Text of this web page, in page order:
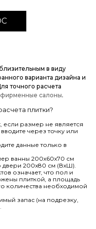
в виду
варианта дизайна и
точного расчета
фирменные салоны.
плитки?
если размер не является
через точку или
данные только в
ванны 200х60х70 см
двери 200х80 см (ВхШ).
означает, что пол и
плиткой, а площадь
количества необходимой
запас (на подрезку,